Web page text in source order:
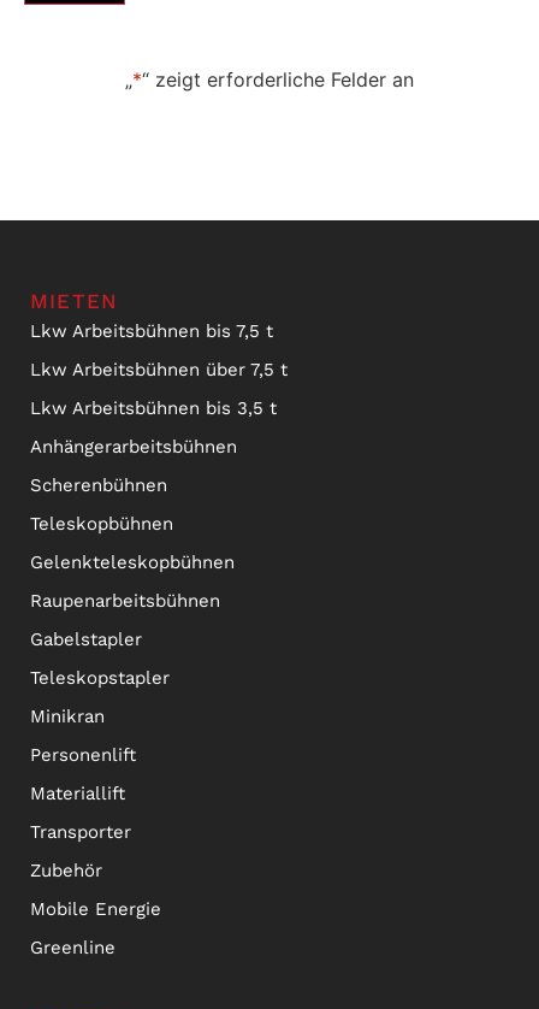
„*“ zeigt erforderliche Felder an
MIETEN
Lkw Arbeitsbühnen bis 7,5 t
Lkw Arbeitsbühnen über 7,5 t
Lkw Arbeitsbühnen bis 3,5 t
Anhängerarbeitsbühnen
Scherenbühnen
Teleskopbühnen
Gelenkteleskopbühnen
Raupenarbeitsbühnen
Gabelstapler
Teleskopstapler
Minikran
Personenlift
Materiallift
Transporter
Zubehör
Mobile Energie
Greenline